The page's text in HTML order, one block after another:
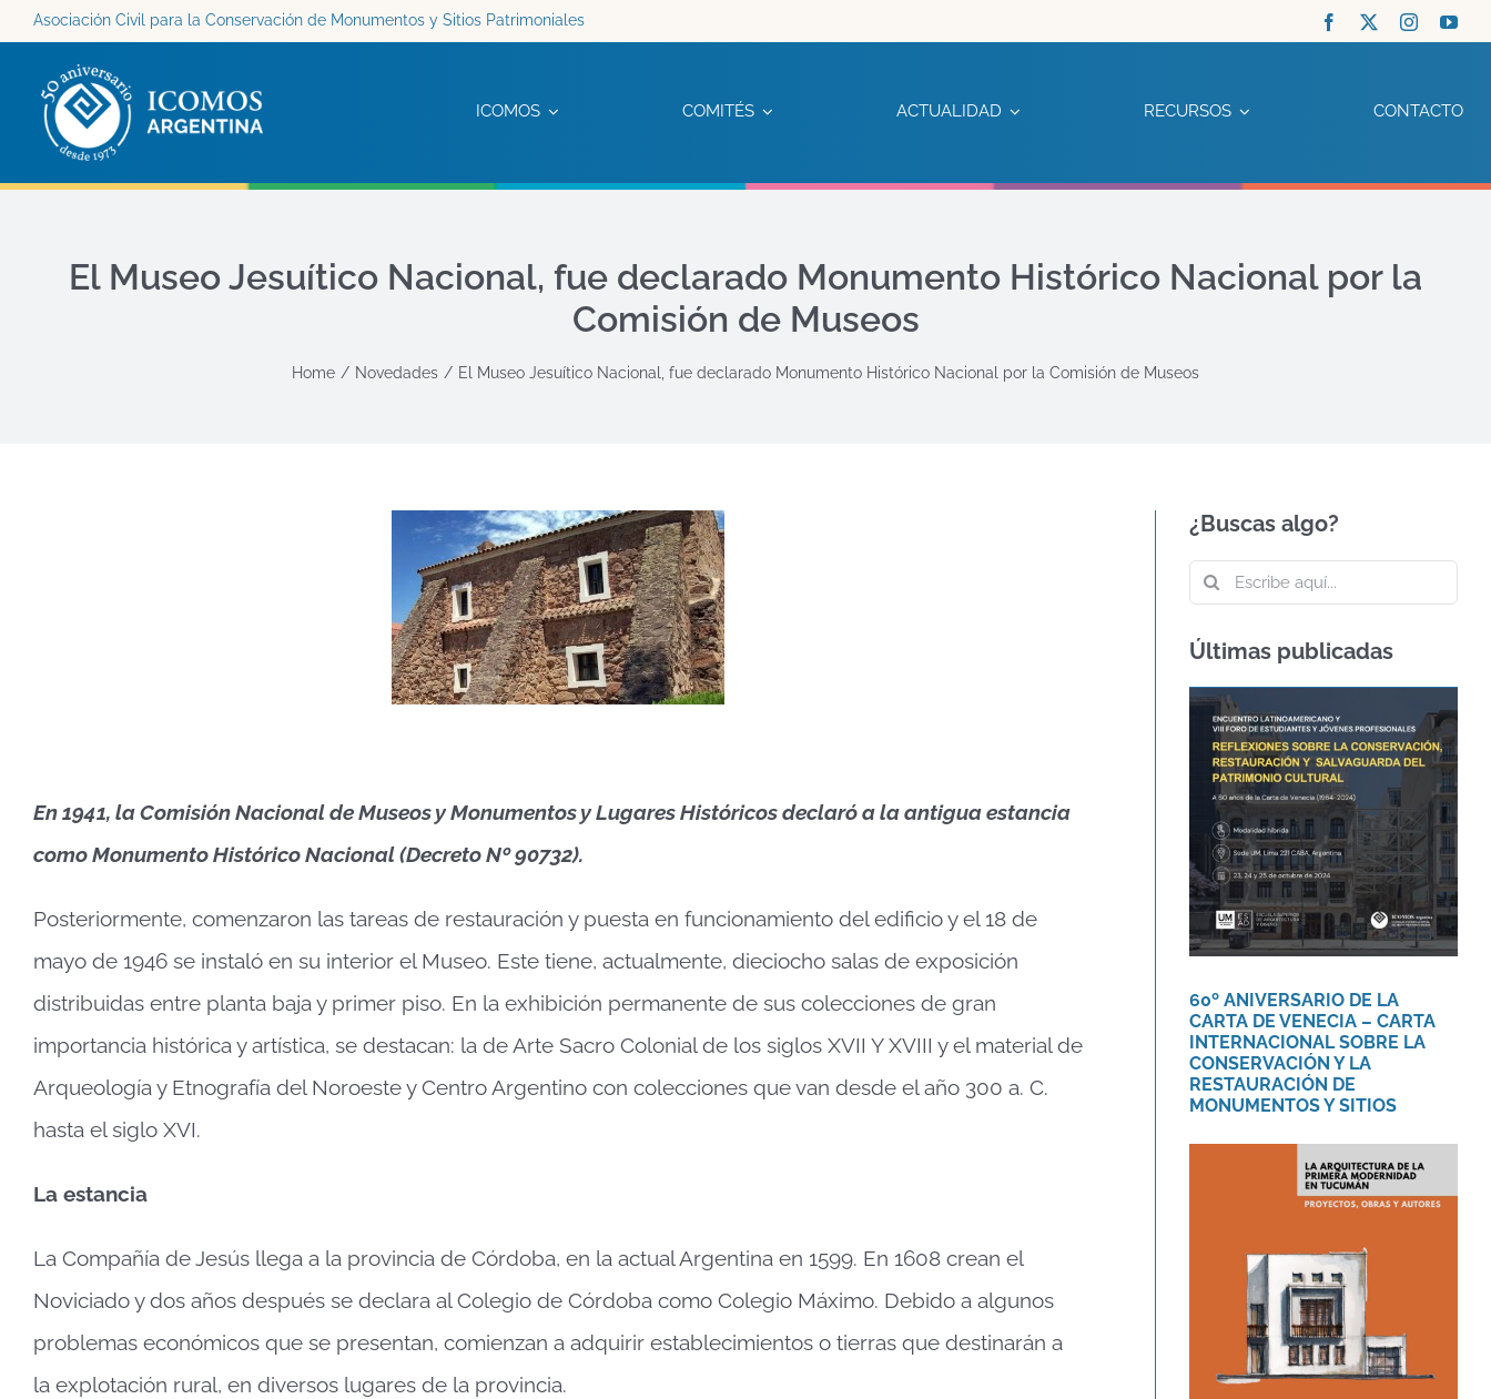
Saltar
contenido
Asociación Civil para la Conservación de Monumentos y Sitios Patrimoniales
ICOMOS COMITÉS ACTUALIDAD RECURSOS CONTACTO
El Museo Jesuítico Nacional, fue declarado Monumento Histórico Nacional por la
Comisión de Museos
Home Novedades El Museo Jesuítico Nacional, fue declarado Monumento Histórico Nacional por la Comisión de Museos
En 1941, la Comisión Nacional de Museos y Monumentos y Lugares Históricos declaró a la antigua estancia
como Monumento Histórico Nacional (Decreto Nº 90732).
Posteriormente, comenzaron las tareas de restauración y puesta en funcionamiento del edificio y el 18 de
mayo de 1946 se instaló en su interior el Museo. Este tiene, actualmente, dieciocho salas de exposición
distribuidas entre planta baja y primer piso. En la exhibición permanente de sus colecciones de gran
importancia histórica y artística, se destacan: la de Arte Sacro Colonial de los siglos XVII Y XVIII y el material de
Arqueología y Etnografía del Noroeste y Centro Argentino con colecciones que van desde el año 300 a. C.
hasta el siglo XVI.
La estancia
La Compañía de Jesús llega a la provincia de Córdoba, en la actual Argentina en 1599. En 1608 crean el
Noviciado y dos años después se declara al Colegio de Córdoba como Colegio Máximo. Debido a algunos
problemas económicos que se presentan, comienzan a adquirir establecimientos o tierras que destinarán a
la explotación rural, en diversos lugares de la provincia.
¿Buscas algo?
Buscar:
Últimas publicadas
60º ANIVERSARIO DE
LA CARTA DE VENECIA
– CARTA
INTERNACIONAL
SOBRE LA
CONSERVACIÓN Y LA
RESTAURACIÓN DE
MONUMENTOS Y
SITIOS
Agenda Novedades
60º ANIVERSARIO DE LA
CARTA DE VENECIA – CARTA
INTERNACIONAL SOBRE LA
CONSERVACIÓN Y LA
RESTAURACIÓN DE
MONUMENTOS Y SITIOS
Libro «La arquitectura
de la primera
modernidad en
Tucumán.»
Novedades